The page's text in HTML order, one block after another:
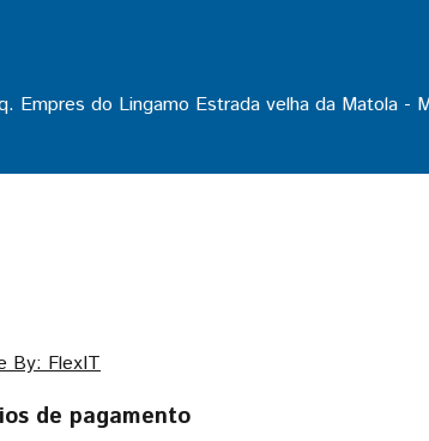
Empres do Lingamo Estrada velha da Matola -
By: FlexIT
de pagamento